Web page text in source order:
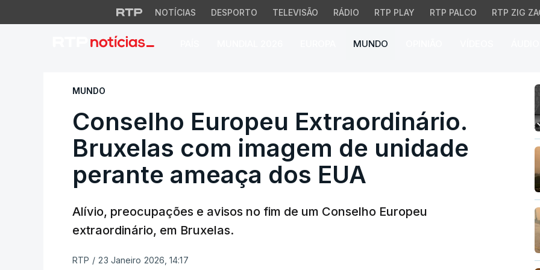
NOTÍCIAS DESPORTO TELEVISÃO RÁDIO RTP PLAY RTP PALCO RTP ZIG
MUNDO
Conselho Europeu Extraordinário.
MUNDO
Conselho Europeu Extraordinário.
Bruxelas com imagem de unidade
perante ameaça dos EUA
Alívio, preocupações e avisos no fim de um Conselho Europeu
extraordinário, em Bruxelas.
RTP / 23 Janeiro 2026, 14:17